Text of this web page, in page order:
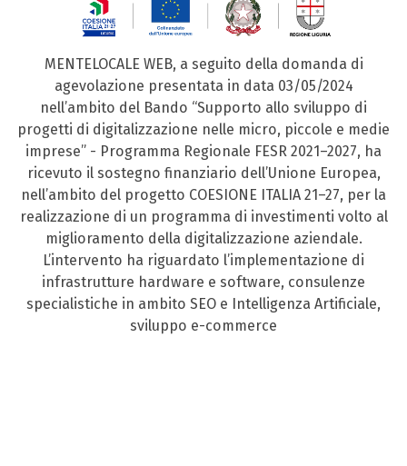
MENTELOCALE WEB, a seguito della domanda di
agevolazione presentata in data 03/05/2024
nell’ambito del Bando “Supporto allo sviluppo di
progetti di digitalizzazione nelle micro, piccole e medie
imprese” - Programma Regionale FESR 2021–2027, ha
ricevuto il sostegno finanziario dell’Unione Europea,
nell’ambito del progetto COESIONE ITALIA 21–27, per la
realizzazione di un programma di investimenti volto al
miglioramento della digitalizzazione aziendale.
L’intervento ha riguardato l’implementazione di
infrastrutture hardware e software, consulenze
specialistiche in ambito SEO e Intelligenza Artificiale,
sviluppo e-commerce